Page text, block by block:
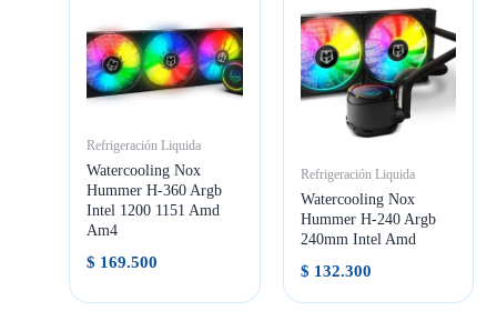
Refrigeración Liquida
Watercooling Nox
Hummer H-360 Argb
Intel 1200 1151 Amd
Am4
$ 169.500
Refrigeración Liquida
Watercooling Nox
Hummer H-240 Argb
240mm Intel Amd
$ 132.300